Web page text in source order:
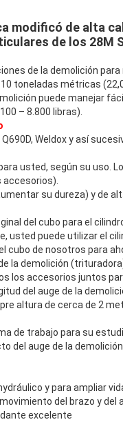
modificó de alta
de los 28M
de la demolición
toneladas métricas
puede manejar
– 8.800 libras).
Weldox y así
usted, según su uso.
su dureza) y de
del cubo para el
usted puede utilizar el
cubo de nosotros para
la demolición
los accesorios juntos
del auge de la
altura de cerca de 2
de trabajo para su
del auge de la demolición.
y para ampliar
del brazo y del
excelente